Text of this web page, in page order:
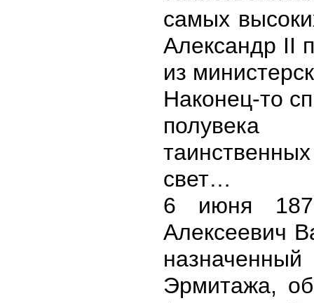
самых
Александр II
из
Наконец-то
свет…
6 июня
Алексеевич
Эрмитажа,